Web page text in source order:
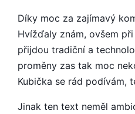
Díky moc za zajímavý
Hvížďaly znám, ovšem
přijdou tradiční a
proměny zas tak moc
Kubička se rád podívám,
Jinak ten text neměl